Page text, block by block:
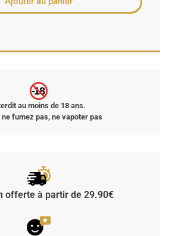
-18
au moins de 18 ans.
ne fumez pas, ne vapoter pas
offerte à partir de 29.90€